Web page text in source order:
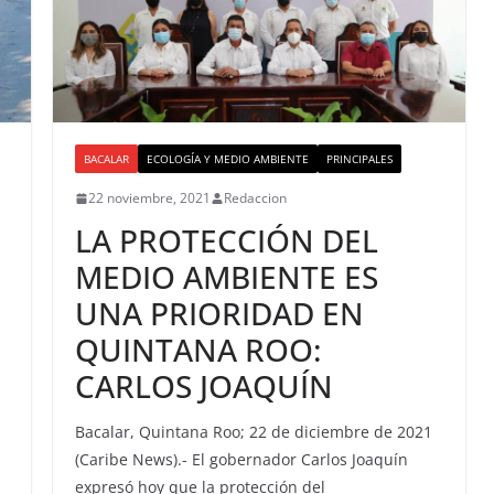
BACALAR ECOLOGÍA Y MEDIO AMBIENTE PRINCIPALES
22 noviembre, 2021 Redaccion
LA PROTECCIÓN DEL
MEDIO AMBIENTE ES
UNA PRIORIDAD EN
QUINTANA ROO:
CARLOS JOAQUÍN
Bacalar, Quintana Roo; 22 de diciembre de 2021
(Caribe News).- El gobernador Carlos Joaquín
expresó hoy que la protección del